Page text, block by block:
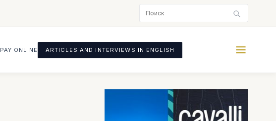
PAY ONLINE ARTICLES AND INTERVIEWS IN ENGLISH